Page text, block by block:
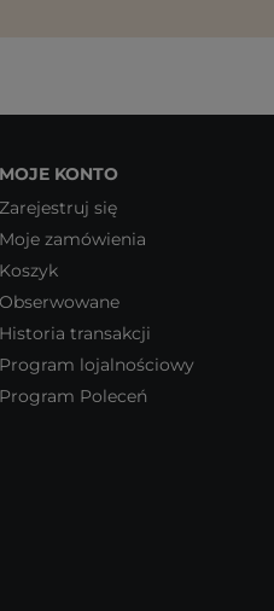
MOJE KONTO
Zarejestruj się
Moje zamówienia
Koszyk
Obserwowane
Historia transakcji
Program lojalnościowy
Program Poleceń